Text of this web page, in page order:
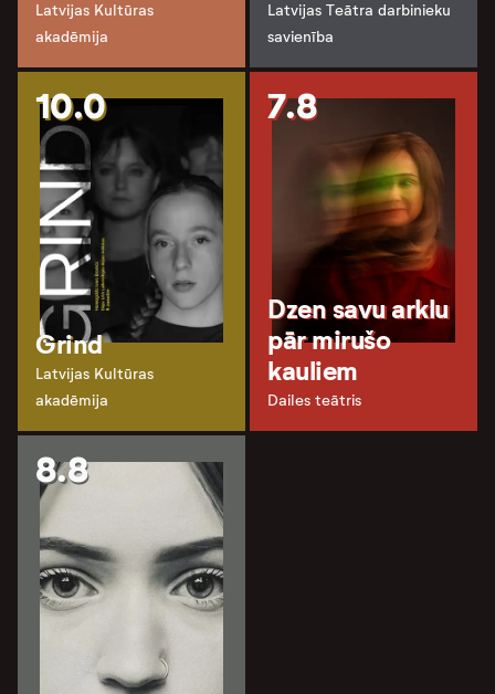
Latvijas Kultūras
akadēmija
Latvijas Teātra darbinieku
savienība
10.0
Grind
Latvijas Kultūras
akadēmija
7.8
Dzen savu arklu
pār mirušo
kauliem
Dailes teātris
8.8